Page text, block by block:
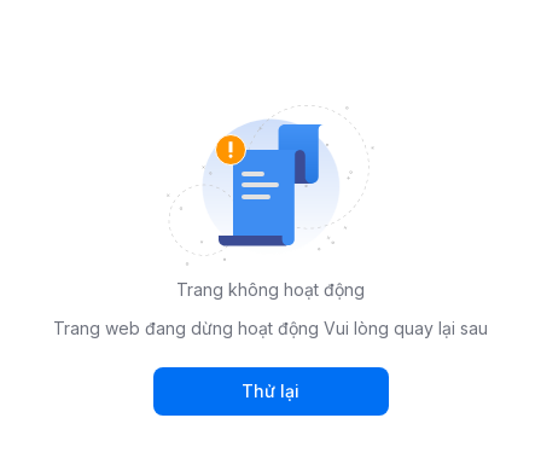
Trang không hoạt động
Trang web đang dừng hoạt động Vui lòng quay lại sau
Thử lại